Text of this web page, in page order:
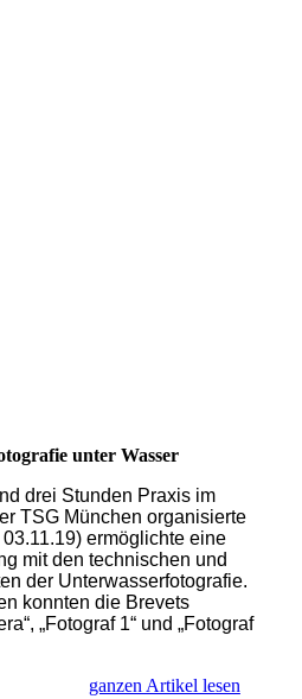
unter Wasser
drei Stunden Praxis im
TSG München organisierte
ermöglichte eine
mit den technischen und
der Unterwasserfotografie.
konnten die Brevets
„Fotograf 1“ und „Fotograf
ganzen Artikel lesen